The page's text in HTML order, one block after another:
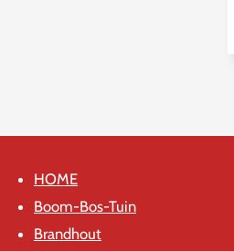
HOME
Boom-Bos-Tuin
Brandhout